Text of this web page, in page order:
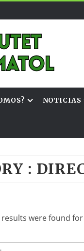
NOTICIAS
:
were found